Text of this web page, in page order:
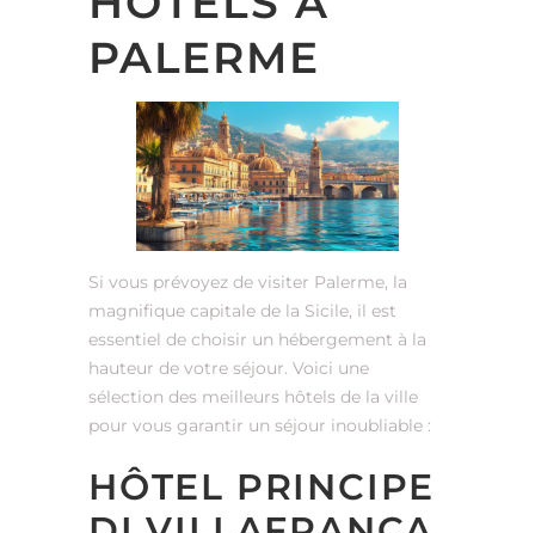
PALERME
Si vous prévoyez de visiter Palerme, la
magnifique capitale de la Sicile, il est
essentiel de choisir un hébergement à la
hauteur de votre séjour. Voici une
sélection des meilleurs hôtels de la ville
pour vous garantir un séjour inoubliable :
HÔTEL PRINCIPE